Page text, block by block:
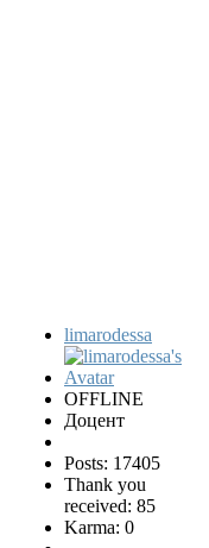
limarodessa
OFFLINE
Доцент
Posts: 17405
Thank you
received: 85
Karma: 0